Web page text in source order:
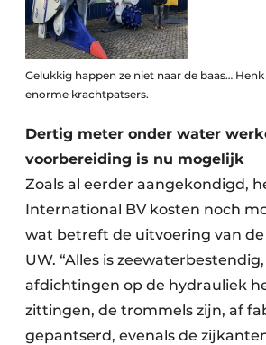
Gelukkig happen ze niet naar de baas… Henk
enorme krachtpatsers.
Dertig meter onder water
voorbereiding is nu mogelijk
Zoals al eerder aangekondigd,
International BV kosten noch
wat betreft de uitvoering van de
UW. “Alles is
afdichtingen op de hydrauliek
zittingen, de trommels zijn, af
gepantserd, evenals de